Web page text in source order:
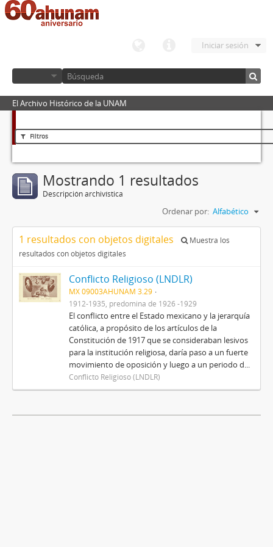
Iniciar sesión
El Archivo Histórico de la UNAM
Filtros
Mostrando 1 resultados
Descripción archivística
Ordenar por: Alfabético
1 resultados con objetos digitales
Muestra los
resultados con objetos digitales
Conflicto Religioso (LNDLR)
MX 09003AHUNAM 3.29
1912-1935, predomina de 1926 -1929
El conflicto entre el Estado mexicano y la jerarquía
católica, a propósito de los artículos de la
Constitución de 1917 que se consideraban lesivos
para la institución religiosa, daría paso a un fuerte
movimiento de oposición y luego a un periodo d...
Conflicto Religioso (LNDLR)